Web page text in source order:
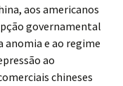
aos americanos
governamental
anomia e ao regime
ao
chineses